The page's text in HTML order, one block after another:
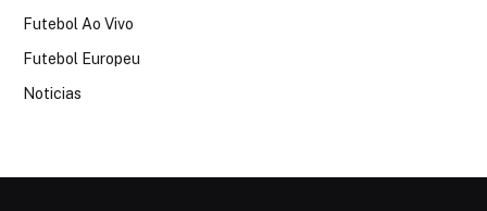
Futebol Ao Vivo
Futebol Europeu
Noticias